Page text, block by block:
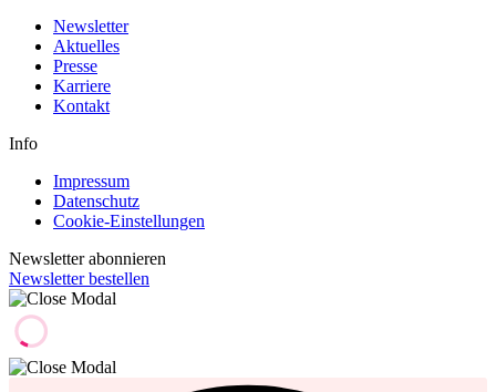
Newsletter
Aktuelles
Presse
Karriere
Kontakt
Info
Impressum
Datenschutz
Cookie-Einstellungen
Newsletter abonnieren
Newsletter bestellen